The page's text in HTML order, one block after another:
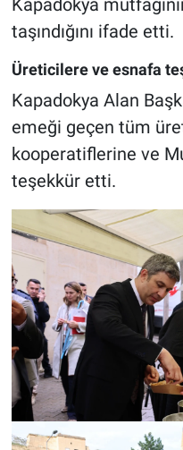
Kapadokya
taşındığını ifade etti.
Üreticilere ve esnafa
Kapadokya Alan
emeği geçen tüm
kooperatiflerine ve
teşekkür etti.
Haberde İnsan